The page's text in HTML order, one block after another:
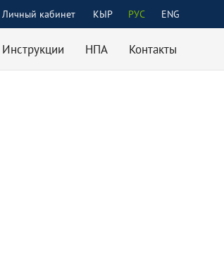
КЫР РУС ENG
Личный кабинет
Инструкции НПА Контакты